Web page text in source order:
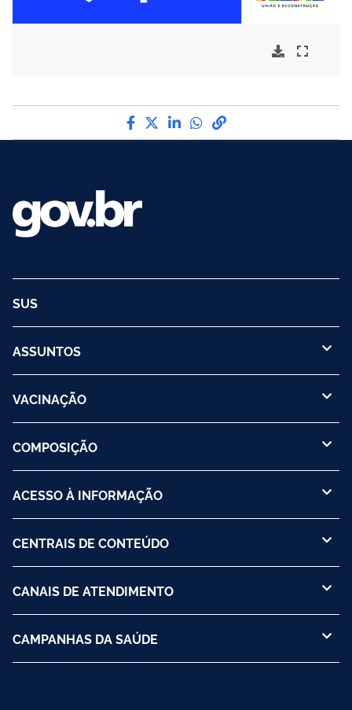
Compartilhe por Facebook
Compartilhe por Twitter
Compartilhe por
Compartilhe por
link para Copiar
SUS
ASSUNTOS
VACINAÇÃO
COMPOSIÇÃO
ACESSO À INFORMAÇÃO
CENTRAIS DE CONTEÚDO
CANAIS DE ATENDIMENTO
CAMPANHAS DA SAÚDE